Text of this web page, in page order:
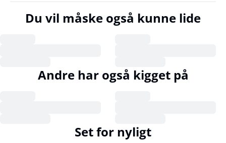
Du vil måske også kunne lide
Andre har også kigget på
Set for nyligt